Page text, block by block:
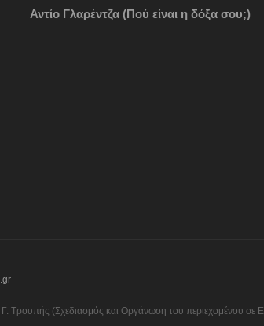
Αντίο Γλαρέντζα (Πού είναι η δόξα σου;)
(Σχεδιασμός και Οργάνωση του περιεχομένου σε